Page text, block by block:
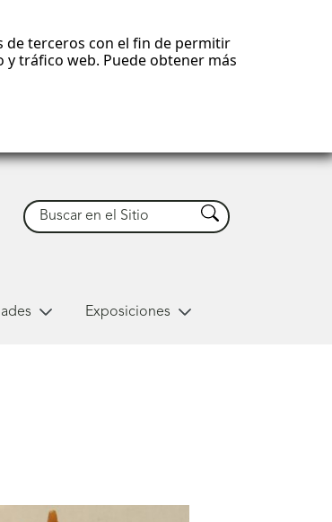
de terceros con el fin de permitir
tráfico web. Puede obtener más
Buscar Buscar
Exposiciones